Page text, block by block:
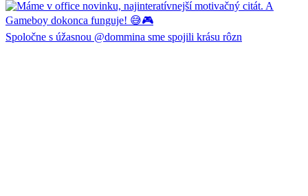
Spoločne s úžasnou @dommina sme spojili krásu rôzn